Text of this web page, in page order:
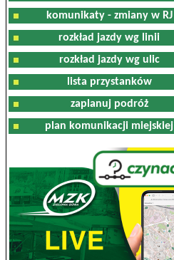
komunikaty - zmiany w RJ
rozkład jazdy wg linii
rozkład jazdy wg ulic
lista przystanków
zaplanuj podróż
plan komunikacji miejskiej